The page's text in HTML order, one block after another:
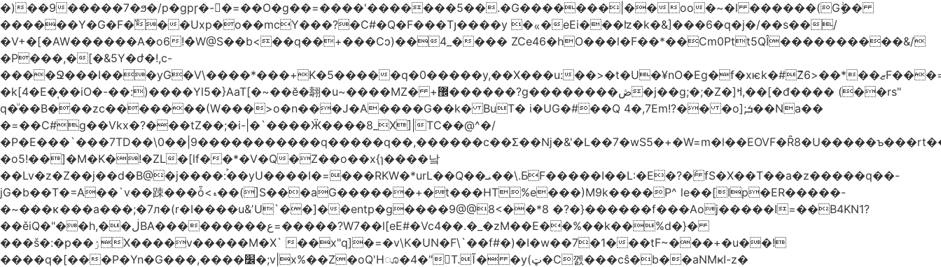
�)��9�����7�ϧ�/p�gpɼ�-𹭃�=��O�g��=����'�������5��.�G�������|��oo�~�l ������(Gָٰ��
������Y�G�F�߰��Uxp�o��mcY���?�C#�Q�F���Tյ����y �ㆻ�eEi���ʫ�k�&]���6�q�j�/��s��/
�V+�[�AW������A�o6!�̀W@S��b<��q��+���Cͻ)��4_���� ZCe46�hO���l�F��*��Cm0Ptt5QÎ����������&/
�P���,�[�&5Y�ժ�!,c-
����Ջ���I���yG�V\����*���+K�5�����q�0�����y,��X���u:��>�t�U�¥nO�Eg�f�xѥk�#Z͊ޒ��*��<6F���=��ݲ�4�y�kD���M-
�k[4�E�̜��iO�-��:)����Yl5�}AaT[�~��ӗ�翿�u~����MZ� +޼������?g��������ڞ�j��g;�;�Z�]ߞ,��[�đ���� (��rs"
q�ͧ��B���zc�������(W���>o�n���J�A����G��k� BuT� i�UG�#��Q 4�,7Em!?�� �o];ܭ��Na��
�=��C#g��Vkx�?���tZ��;�i-|�`����Ӝ����8_X]|TC��@^�/
�P�E���`���7TD��\0��|9�����������q�����q��,������c��Ʃ��ǋ�&'�L�
�o5!��]�M�K�!�ZL�[lf��*�V�Q�Z��o��x{ɿ����낰
��Lv�z�Z��j��d�B@�j����:࠙��yU����I�=���RKW�*urL��Q��ܝ��\.ƂF�����I��L:�E�?� َfS�X��T��a�z�����q��-
jG�b��T�=A��`v��䟱���ȱ<ޑ��(]S���aG������+�t���HT%e���)M9k����P^ le��[Ip�ER�����-
�~���κ���a���;�7л�(r�I����u&ʼU`��]��entp�g����9@@8<��*8 �?�}������f���Aoj�����I=��B4KN1?
��ěiQ�"��h,��ڶBA���������ع=�����?W7��l[eE#�Vc4��.�_�zΜ��E��%��k��%d�}�
���š�͏:�p��ۯX����v�����M�X` ��x"q]�=�v\K�UN�F\`��f#�)�I�w��7�1���tF~���+�u��!
����q�[���P�Yn�G���,����׼�;v|x%��Z�oQ'Hೂ�4�"𼗫T.Ĩ� �y(ټ�C껤���cŝ�b��aNMҝI-z�